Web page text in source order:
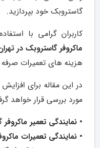
گاستروبک خود بپردازید.
کاربران گرامی با
ماکروفر گاستروبک در
هزینه های تعمیرات
در این مقاله برای
مورد بررسی قرار خواهد
• نمایندگی تعمیر
• نمایندگی تعمیرات